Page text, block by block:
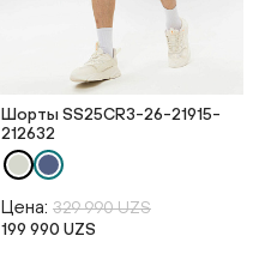
Шорты SS25CR3-26-21915-
212632
Цена: 329 990 UZS
199 990 UZS